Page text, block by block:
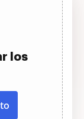
los